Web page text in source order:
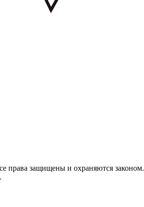
права защищены и охраняются законом.